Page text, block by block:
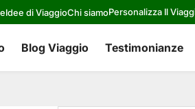
Idee di ViaggioChi siamoPersonalizza Il
Blog Viaggio Testimonianze